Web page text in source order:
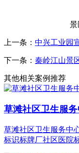
景
上一条： 中兴工业园
下一条： 秦岭江山景
其他相关案例推荐
草滩社区卫生服
草滩社区卫生服务中
标识标牌厂社区医院